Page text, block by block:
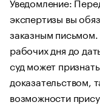
экспертизы вы
заказным
рабочих дня до
суд может
доказательством,
возможности